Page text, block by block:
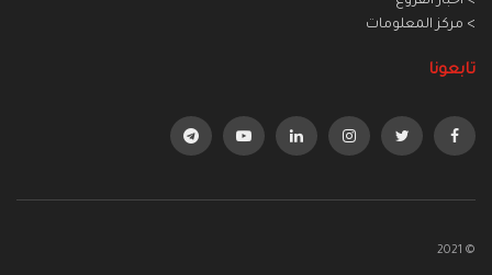
> مركز المعلومات
تابعونا
© 2021